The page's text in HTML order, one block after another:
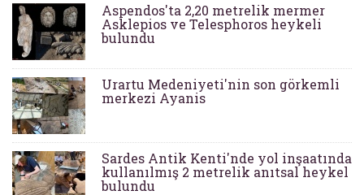
Aspendos'ta 2,20 metrelik mermer
Asklepios ve Telesphoros heykeli
bulundu
Urartu Medeniyeti'nin son görkemli
merkezi Ayanis
Sardes Antik Kenti'nde yol inşaatında
kullanılmış 2 metrelik anıtsal heykel
bulundu